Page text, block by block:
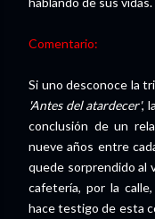
Comentario:
Si uno desconoce la
'Antes del atardecer',
conclusión de un
nueve años entre
quede sorprendido al
cafetería, por la
hace testigo de esta